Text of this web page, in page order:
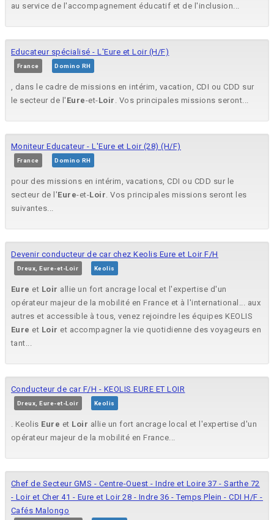
au service de l'accompagnement éducatif et de l'inclusion...
Educateur spécialisé - L'Eure et Loir (H/F)
France Domino RH
, dans le cadre de missions en intérim, vacation, CDI ou CDD sur
le secteur de l' Eure-et-Loir . Vos principales missions seront...
Moniteur Educateur - L'Eure et Loir (28) (H/F)
France Domino RH
pour des missions en intérim, vacations, CDI ou CDD sur le
secteur de l'Eure-et-Loir. Vos principales missions seront les
suivantes...
Devenir conducteur de car chez Keolis Eure et Loir F/H
Dreux, Eure-et-Loir Keolis
Eure et Loir allie un fort ancrage local et l'expertise d'un
opérateur majeur de la mobilité en France et à l'international... aux
autres et accessible à tous, venez rejoindre les équipes KEOLIS
Eure et Loir et accompagner la vie quotidienne des voyageurs en
tant...
Conducteur de car F/H - KEOLIS EURE ET LOIR
Dreux, Eure-et-Loir Keolis
. Keolis Eure et Loir allie un fort ancrage local et l'expertise d'un
opérateur majeur de la mobilité en France...
Chef de Secteur GMS - Centre-Ouest - Indre et Loire 37 - Sarthe 72
- Loir et Cher 41 - Eure et Loir 28 - Indre 36 - Temps Plein - CDI H/F -
Cafés Malongo